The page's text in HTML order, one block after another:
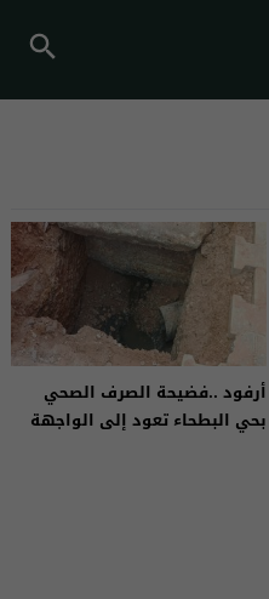
أرفود ..فضيحة الصرف الصحي
بحي البطحاء تعود إلى الواجهة